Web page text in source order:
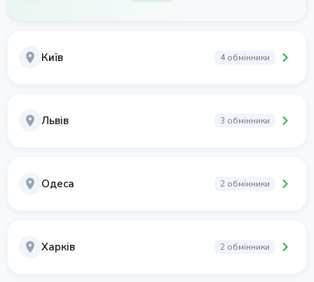
Київ 4 обмінники
Львів 3 обмінники
Одеса 2 обмінники
Харків 2 обмінники